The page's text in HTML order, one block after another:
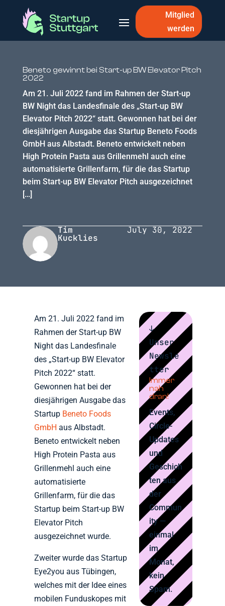
Mitglied
werden
Beneto gewinnt bei Start-up BW Elevator Pitch
2022
Am 21. Juli 2022 fand im Rahmen der Start-up
BW Night das Landesfinale des „Start-up BW
Elevator Pitch 2022“ statt. Gewonnen hat bei der
diesjährigen Ausgabe das Startup Beneto Foods
GmbH aus Albstadt. Beneto entwickelt neben
High Protein Pasta aus Grillenmehl auch eine
automatisierte Grillenfarm, für die das Startup
beim Start-up BW Elevator Pitch ausgezeichnet
[…]
Tim
Kucklies
July 30, 2022
Am 21. Juli 2022 fand im
Rahmen der Start-up BW
Night das Landesfinale
des „Start-up BW Elevator
Pitch 2022“ statt.
Gewonnen hat bei der
diesjährigen Ausgabe das
Startup Beneto Foods
GmbH aus Albstadt.
Beneto entwickelt neben
High Protein Pasta aus
Grillenmehl auch eine
automatisierte
Grillenfarm, für die das
Startup beim Start-up BW
Elevator Pitch
ausgezeichnet wurde.
Zweiter wurde das Startup
Eye2you aus Tübingen,
welches mit der Idee eines
mobilen Funduskopes mit
↓
Unser
Newsle
tter
Immer
nah
dran!
Events,
Circle-
Updates
und
Geschich
ten aus
der
Commun
ity —
einmal
im
Monat,
kein
Spam.